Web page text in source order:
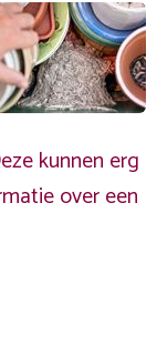
kunnen erg
over een